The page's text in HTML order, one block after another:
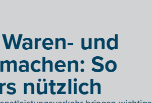
und
So
nützlich